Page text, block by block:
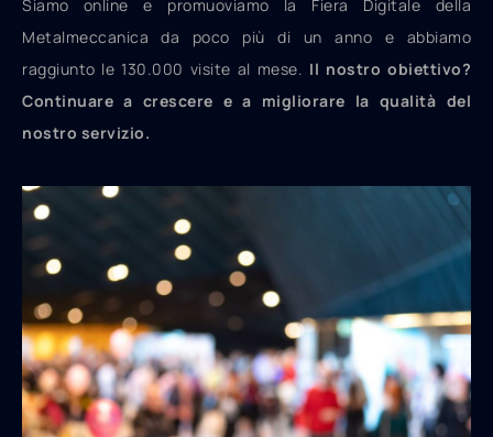
Siamo online e promuoviamo la Fiera Digitale della
Metalmeccanica da poco più di un anno e abbiamo
raggiunto le 130.000 visite al mese. Il nostro obiettivo?
Continuare a crescere e a migliorare la qualità del
nostro servizio.